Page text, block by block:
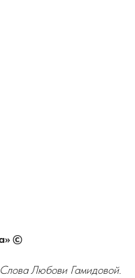
©
Слова Любови Гамидовой.